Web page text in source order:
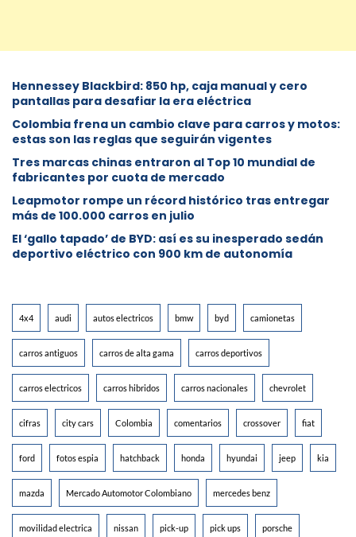
Hennessey Blackbird: 850 hp, caja manual y cero
pantallas para desafiar la era eléctrica
Colombia frena un cambio clave para carros y motos:
estas son las reglas que seguirán vigentes
Tres marcas chinas entraron al Top 10 mundial de
fabricantes por cuota de mercado
Leapmotor rompe un récord histórico tras entregar
más de 100.000 carros en julio
El ‘gallo tapado’ de BYD: así es su inesperado sedán
deportivo eléctrico con 900 km de autonomía
4x4 audi autos electricos bmw byd camionetas
carros antiguos carros de alta gama carros deportivos
carros electricos carros hibridos carros nacionales chevrolet
cifras city cars Colombia comentarios crossover fiat
ford fotos espia hatchback honda hyundai jeep kia
mazda Mercado Automotor Colombiano mercedes benz
movilidad electrica nissan pick-up pick ups porsche